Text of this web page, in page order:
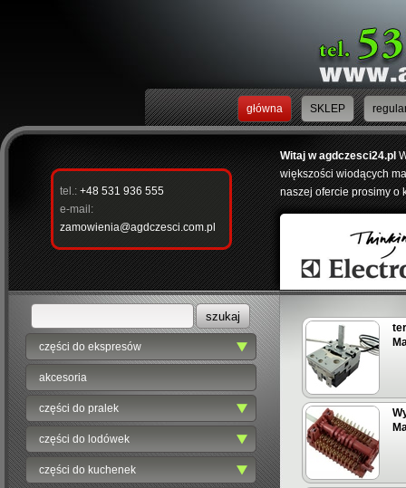
Witaj w agdczesci24.pl
większości wiodących
naszej ofercie prosimy o
tel.: +48 531 936 555
e-mail:
zamowienia@agdczesci.com.pl
główna SKLEP
części do ekspresów
akcesoria
części do pralek
części do lodówek
części do kuchenek